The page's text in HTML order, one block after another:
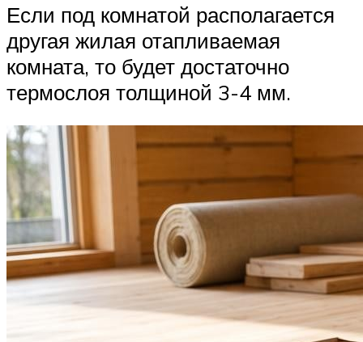
Если под комнатой располагается
другая жилая отапливаемая
комната, то будет достаточно
термослоя толщиной 3-4 мм.